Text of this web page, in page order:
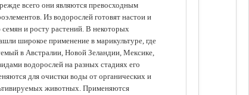
всего они являются превосходным
Из водорослей готовят настои и
и росту растений. В некоторых
широкое применение в марикультуре, где
в Австралии, Новой Зеландии, Мексике,
водорослей на разных стадиях его
для очистки воды от органических и
животных. Применяются